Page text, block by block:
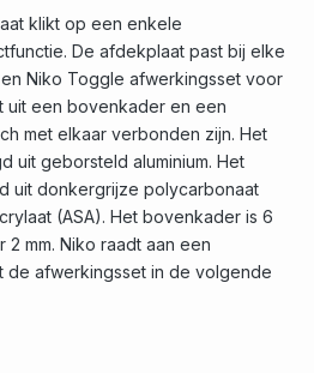
klikt op een enkele
De afdekplaat past bij elke
Niko Toggle afwerkingsset voor
uit een bovenkader en een
met elkaar verbonden zijn. Het
uit geborsteld aluminium. Het
uit donkergrijze polycarbonaat
(ASA). Het bovenkader is 6
mm. Niko raadt aan een
de afwerkingsset in de volgende